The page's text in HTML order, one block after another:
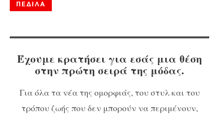
ΠΕΔΙΛΑ
Έχουμε κρατήσει για εσάς μια θέση
στην πρώτη σειρά της μόδας.
Για όλα τα νέα της ομορφιάς, του στυλ και του
τρόπου ζωής που δεν μπορούν να περιμένουν,